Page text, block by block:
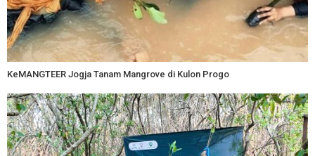
KeMANGTEER Jogja Tanam Mangrove di Kulon Progo